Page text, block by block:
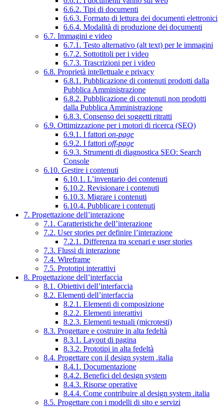
6.6.2. Tipi di documenti
6.6.3. Formato di lettura dei documenti elettronici
6.6.4. Modalità di produzione dei documenti
6.7. Immagini e video
6.7.1. Testo alternativo (alt text) per le immagini
6.7.2. Sottotitoli per i video
6.7.3. Trascrizioni per i video
6.8. Proprietà intellettuale e privacy
6.8.1. Pubblicazione di contenuti prodotti dalla
Pubblica Amministrazione
6.8.2. Pubblicazione di contenuti non prodotti
dalla Pubblica Amministrazione
6.8.3. Consenso dei soggetti ritratti
6.9. Ottimizzazione per i motori di ricerca (SEO)
6.9.1. I fattori on-page
6.9.2. I fattori off-page
6.9.3. Strumenti di diagnostica SEO: Search
Console
6.10. Gestire i contenuti
6.10.1. L’inventario dei contenuti
6.10.2. Revisionare i contenuti
6.10.3. Migrare i contenuti
6.10.4. Pubblicare i contenuti
7. Progettazione dell’interazione
7.1. Caratteristiche dell’interazione
7.2. User stories per definire l’interazione
7.2.1. Differenza tra scenari e user stories
7.3. Flussi di interazione
7.4. Wireframe
7.5. Prototipi interattivi
8. Progettazione dell’interfaccia
8.1. Obiettivi dell’interfaccia
8.2. Elementi dell’interfaccia
8.2.1. Elementi di composizione
8.2.2. Elementi interattivi
8.2.3. Elementi testuali (microtesti)
8.3. Progettare e costruire in alta fedeltà
8.3.1. Layout di pagina
8.3.2. Prototipi in alta fedeltà
8.4. Progettare con il design system .italia
8.4.1. Documentazione
8.4.2. Benefici del design system
8.4.3. Risorse operative
8.4.4. Come contribuire al design system .italia
8.5. Progettare con i modelli di sito e servizi